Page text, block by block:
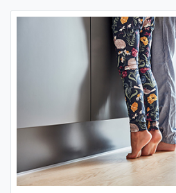
och tätskikt som måste följas.